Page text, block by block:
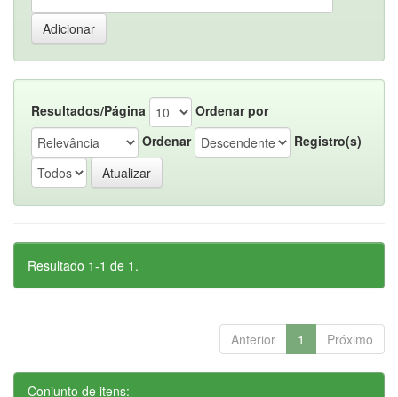
Resultados/Página
Ordenar por
Ordenar
Registro(s)
Resultado 1-1 de 1.
Anterior 1 Próximo
Conjunto de itens: